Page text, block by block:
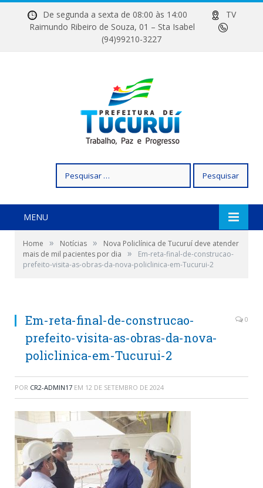
De segunda a sexta de 08:00 às 14:00
TV
Raimundo Ribeiro de Souza, 01 – Sta Isabel
(94)99210-3227
por:
MENU
Home » Notícias »
Nova Policlínica de Tucuruí deve atender
mais de mil pacientes por dia
»
Em-reta-final-de-construcao-
prefeito-visita-as-obras-da-nova-policlinica-em-Tucurui-2
Em-reta-final-de-construcao-
prefeito-visita-as-obras-da-nova-
policlinica-em-Tucurui-2
0
POR CR2-ADMIN17 EM 12 DE SETEMBRO DE 2024